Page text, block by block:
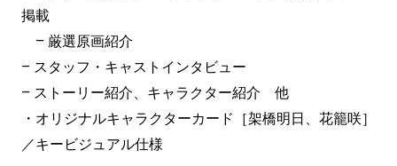
掲載
– 厳選原画紹介
– スタッフ・キャストインタビュー
– ストーリー紹介、キャラクター紹介 他
・オリジナルキャラクターカード［架橋明日、花籠咲］
／キービジュアル仕様